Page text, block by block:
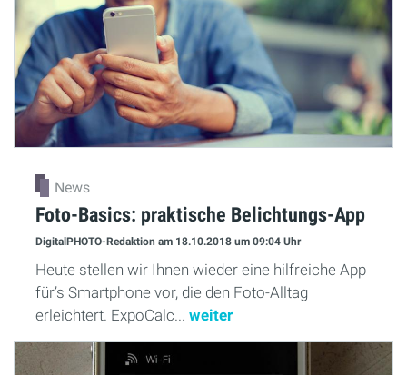
News
Foto-Basics: praktische Belichtungs-App
DigitalPHOTO-Redaktion am 18.10.2018 um 09:04 Uhr
Heute stellen wir Ihnen wieder eine hilfreiche App
für’s Smartphone vor, die den Foto-Alltag
erleichtert. ExpoCalc... weiter